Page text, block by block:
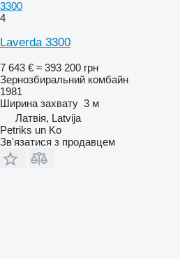
3300
4
Laverda 3300
7 643 € ≈ 393 200 грн
Зернозбиральний комбайн
1981
Ширина захвату 3 м
Латвія, Latvija
Petriks un Ko
Зв'язатися з продавцем